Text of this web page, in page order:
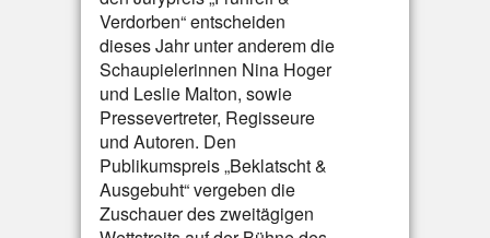
Verdorben“ entscheiden
dieses Jahr unter anderem die
Schaupielerinnen Nina Hoger
und Leslie Malton, sowie
Pressevertreter, Regisseure
und Autoren. Den
Publikumspreis „Beklatscht &
Ausgebuht“ vergeben die
Zuschauer des zweitägigen